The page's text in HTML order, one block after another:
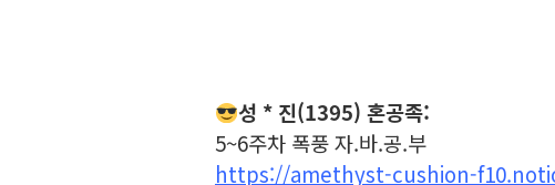
성 * 진(1395) 혼공족:
5~6주차 폭풍 자.바.공.부
https://amethyst-cushion-